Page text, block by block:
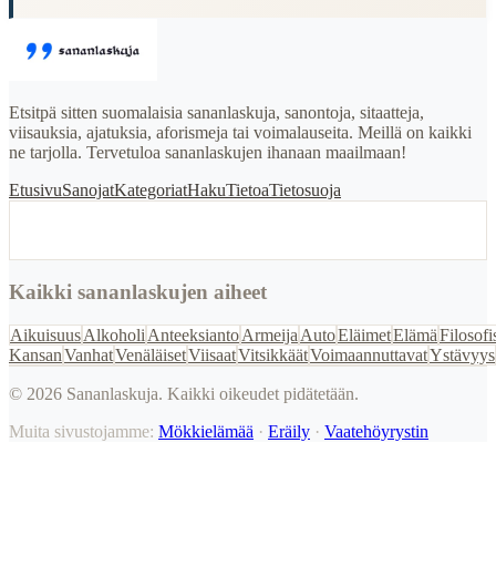
Etsitpä sitten suomalaisia sananlaskuja, sanontoja, sitaatteja,
viisauksia, ajatuksia, aforismeja tai voimalauseita. Meillä on kaikki
ne tarjolla. Tervetuloa sananlaskujen ihanaan maailmaan!
EtusivuSanojatKategoriatHakuTietoaTietosuoja
Kaikki sananlaskujen aiheet
AikuisuusAlkoholi AnteeksiantoArmeija AutoEläimetElämä
KansanVanhatVenäläisetViisaatVitsikkäätVoimaannuttavatYstävyys
© 2026 Sananlaskuja. Kaikki oikeudet pidätetään.
Muita sivustojamme: Mökkielämää · Eräily · Vaatehöyrystin